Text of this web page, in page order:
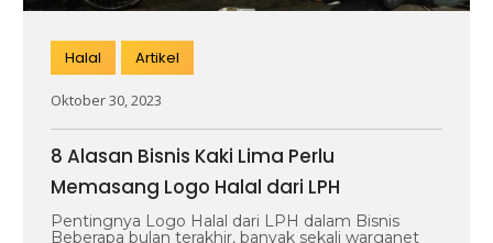
Halal Artikel
Oktober 30, 2023
8 Alasan Bisnis Kaki Lima Perlu
Memasang Logo Halal dari LPH
Pentingnya Logo Halal dari LPH dalam Bisnis
Beberapa bulan terakhir, banyak sekali warganet